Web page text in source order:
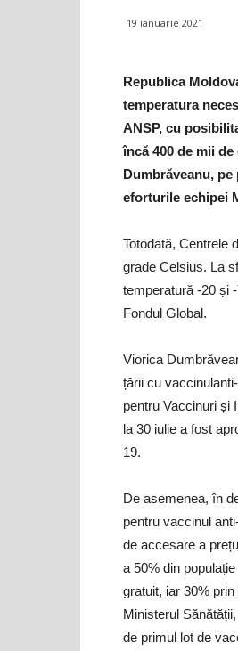
19 ianuarie 2021
Republica
temperatura
ANSP, cu
încă 400 de mii
Dumbrăveanu,
eforturile echipei
Totodată, Centrele
grade Celsius. La
temperatură -20 și
Fondul Global.
Viorica
țării cu
pentru Vaccinuri și
la 30 iulie a fost
19.
De asemenea, în
pentru vaccinul
de accesare a
a 50% din
gratuit, iar 30%
Ministerul
de primul lot de